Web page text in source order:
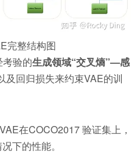
完整结构图
验的生成领域“交叉熵”—感
及回归损失来约束VAE的训
在COCO2017 验证集上，
下的性能。